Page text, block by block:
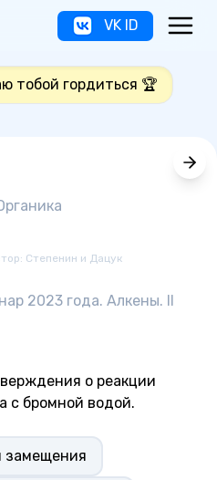
VK ID
тобой гордиться 🏆
Степенин и Дацук
2023 года. Алкены. II
о реакции
с бромной водой.
замещения